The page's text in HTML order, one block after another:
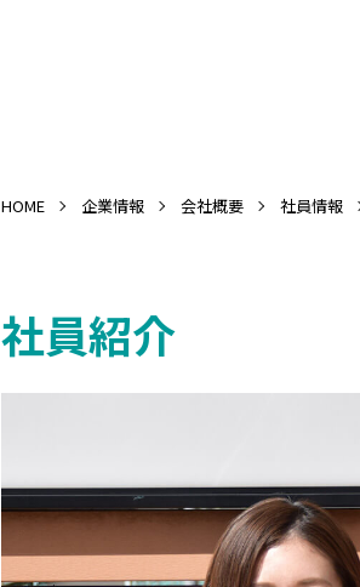
HOME 企業情報 会社概要 社員情報
社員紹介